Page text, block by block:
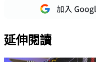
延伸閱讀